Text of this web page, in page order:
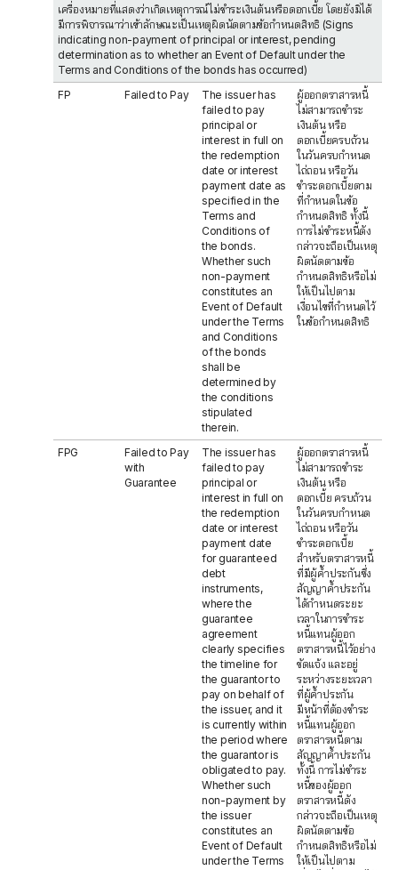
เครื่องหมายที่แสดงว่าเกิดเหตุการณ์ไม่ชำระเงินต้นหรือดอกเบี้ย โดยยังมิได้
มีการพิจารณาว่าเข้าลักษณะเป็นเหตุผิดนัดตามข้อกำหนดสิทธิ (Signs
indicating non-payment of principal or interest, pending
determination as to whether an Event of Default under the
Terms and Conditions of the bonds has occurred)
FP
Failed to Pay
The issuer has
failed to pay
principal or
interest in full on
the redemption
date or interest
payment date as
specified in the
Terms and
Conditions of
the bonds.
Whether such
non-payment
constitutes an
Event of Default
under the Terms
and Conditions
of the bonds
shall be
determined by
the conditions
stipulated
therein.
ผู้ออกตราสารหนี้
ไม่สามารถชำระ
เงินต้น หรือ
ดอกเบี้ยครบถ้วน
ในวันครบกำหนด
ไถ่ถอน หรือวัน
ชำระดอกเบี้ยตาม
ที่กำหนดในข้อ
กำหนดสิทธิ ทั้งนี้
การไม่ชำระหนี้ดัง
กล่าวจะถือเป็นเหตุ
ผิดนัดตามข้อ
กำหนดสิทธิหรือไม่
ให้เป็นไปตาม
เงื่อนไขที่กำหนดไว้
ในข้อกำหนดสิทธิ
FPG
Failed to Pay
with
Guarantee
The issuer has
failed to pay
principal or
interest in full on
the redemption
date or interest
payment date
for guaranteed
debt
instruments,
where the
guarantee
agreement
clearly specifies
the timeline for
the guarantor to
pay on behalf of
the issuer, and it
is currently within
the period where
the guarantor is
obligated to pay.
Whether such
non-payment by
the issuer
constitutes an
Event of Default
under the Terms
ผู้ออกตราสารหนี้
ไม่สามารถชำระ
เงินต้น หรือ
ดอกเบี้ย ครบถ้วน
ในวันครบกำหนด
ไถ่ถอน หรือวัน
ชำระดอกเบี้ย
สำหรับตราสารหนี้
ที่มีผู้ค้ำประกันซึ่ง
สัญญาค้ำประกัน
ได้กำหนดระยะ
เวลาในการชำระ
หนี้แทนผู้ออก
ตราสารหนี้ไว้อย่าง
ชัดแจ้ง และอยู่
ระหว่างระยะเวลา
ที่ผู้ค้ำประกัน
มีหน้าที่ต้องชำระ
หนี้แทนผู้ออก
ตราสารหนี้ตาม
สัญญาค้ำประกัน
ทั้งนี้ การไม่ชำระ
หนี้ของผู้ออก
ตราสารหนี้ดัง
กล่าวจะถือเป็นเหตุ
ผิดนัดตามข้อ
กำหนดสิทธิหรือไม่
ให้เป็นไปตาม